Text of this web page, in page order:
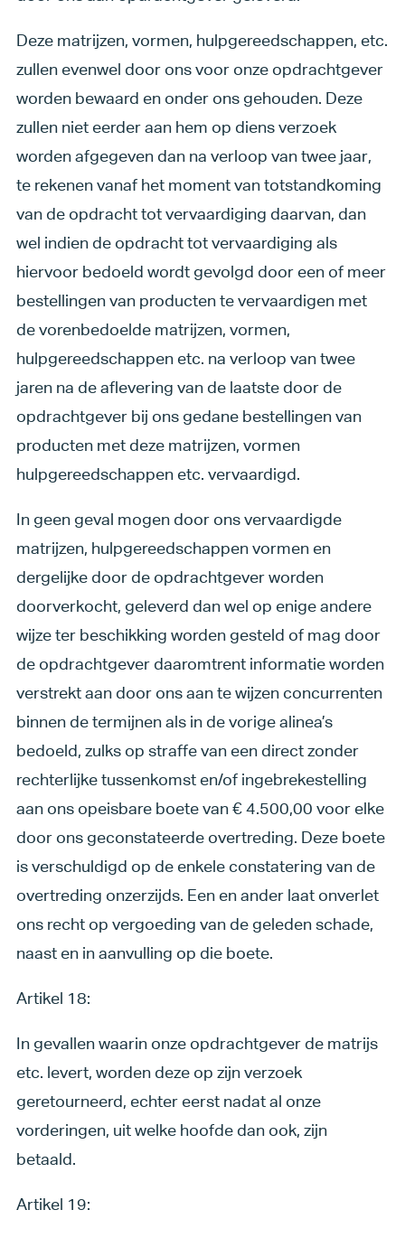
Deze matrijzen, vormen, hulpgereedschappen, etc.
zullen evenwel door ons voor onze opdrachtgever
worden bewaard en onder ons gehouden. Deze
zullen niet eerder aan hem op diens verzoek
worden afgegeven dan na verloop van twee jaar,
te rekenen vanaf het moment van totstandkoming
van de opdracht tot vervaardiging daarvan, dan
wel indien de opdracht tot vervaardiging als
hiervoor bedoeld wordt gevolgd door een of meer
bestellingen van producten te vervaardigen met
de vorenbedoelde matrijzen, vormen,
hulpgereedschappen etc. na verloop van twee
jaren na de aflevering van de laatste door de
opdrachtgever bij ons gedane bestellingen van
producten met deze matrijzen, vormen
hulpgereedschappen etc. vervaardigd.
In geen geval mogen door ons vervaardigde
matrijzen, hulpgereedschappen vormen en
dergelijke door de opdrachtgever worden
doorverkocht, geleverd dan wel op enige andere
wijze ter beschikking worden gesteld of mag door
de opdrachtgever daaromtrent informatie worden
verstrekt aan door ons aan te wijzen concurrenten
binnen de termijnen als in de vorige alinea’s
bedoeld, zulks op straffe van een direct zonder
rechterlijke tussenkomst en/of ingebrekestelling
aan ons opeisbare boete van € 4.500,00 voor elke
door ons geconstateerde overtreding. Deze boete
is verschuldigd op de enkele constatering van de
overtreding onzerzijds. Een en ander laat onverlet
ons recht op vergoeding van de geleden schade,
naast en in aanvulling op die boete.
Artikel 18:
In gevallen waarin onze opdrachtgever de matrijs
etc. levert, worden deze op zijn verzoek
geretourneerd, echter eerst nadat al onze
vorderingen, uit welke hoofde dan ook, zijn
betaald.
Artikel 19: